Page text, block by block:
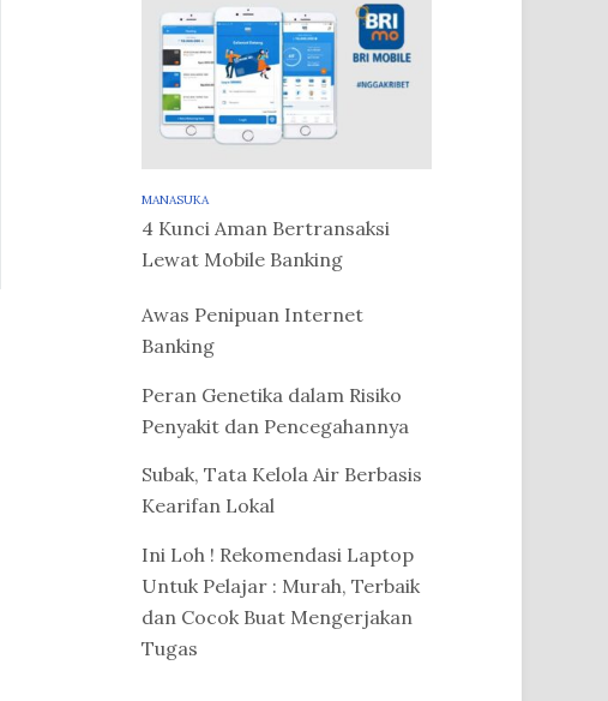
MANASUKA
4 Kunci Aman Bertransaksi
Lewat Mobile Banking
Awas Penipuan Internet
Banking
Peran Genetika dalam Risiko
Penyakit dan Pencegahannya
Subak, Tata Kelola Air Berbasis
Kearifan Lokal
Ini Loh ! Rekomendasi Laptop
Untuk Pelajar : Murah, Terbaik
dan Cocok Buat Mengerjakan
Tugas